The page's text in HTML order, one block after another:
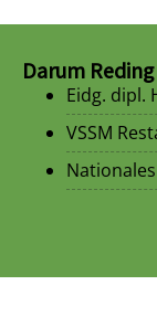
Darum
Eidg. dipl.
VSSM